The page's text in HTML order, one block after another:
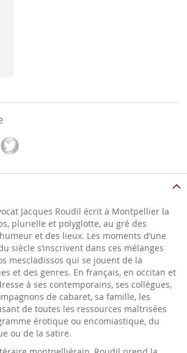
Jacques Roudil écrit à Montpellier la
plurielle et polyglotte, au gré des
et des lieux. Les moments d’une
siècle s’inscrivent dans ces mélanges
mescladissos qui se jouent de la
et des genres. En français, en occitan et
à ses contemporains, ses collègues,
de cabaret, sa famille, les
de toutes les ressources maîtrisées
érotique ou encomiastique, du
ou de la satire.